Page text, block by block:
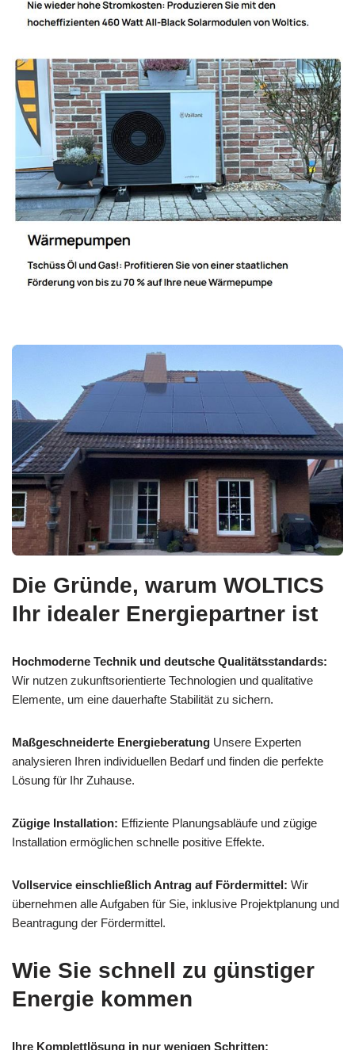
Die Gründe, warum WOLTICS
Ihr idealer Energiepartner ist
Hochmoderne Technik und deutsche Qualitätsstandards:
Wir nutzen zukunftsorientierte Technologien und qualitative
Elemente, um eine dauerhafte Stabilität zu sichern.
Maßgeschneiderte Energieberatung Unsere Experten
analysieren Ihren individuellen Bedarf und finden die perfekte
Lösung für Ihr Zuhause.
Zügige Installation: Effiziente Planungsabläufe und zügige
Installation ermöglichen schnelle positive Effekte.
Vollservice einschließlich Antrag auf Fördermittel: Wir
übernehmen alle Aufgaben für Sie, inklusive Projektplanung und
Beantragung der Fördermittel.
Wie Sie schnell zu günstiger
Energie kommen
Ihre Komplettlösung in nur wenigen Schritten: